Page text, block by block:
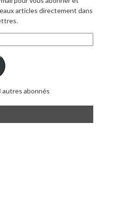
articles directement dans
autres abonnés